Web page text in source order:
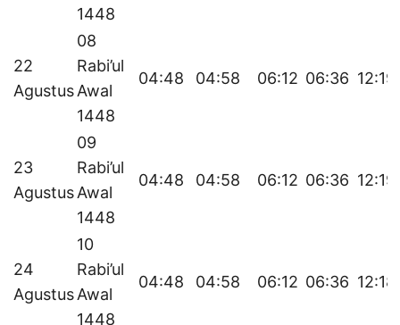
1448
22
Agustus
08
Rabi’ul
Awal
1448
04:48 04:58 06:12 06:36 12:19
23
Agustus
09
Rabi’ul
Awal
1448
04:48 04:58 06:12 06:36 12:19
24
Agustus
10
Rabi’ul
Awal
1448
04:48 04:58 06:12 06:36 12:18